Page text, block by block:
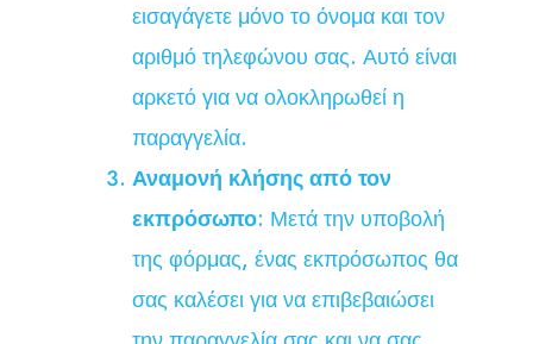
εισαγάγετε μόνο το όνομα και τον
αριθμό τηλεφώνου σας. Αυτό είναι
αρκετό για να ολοκληρωθεί η
παραγγελία.
Αναμονή κλήσης από τον
εκπρόσωπο: Μετά την υποβολή
της φόρμας, ένας εκπρόσωπος θα
σας καλέσει για να επιβεβαιώσει